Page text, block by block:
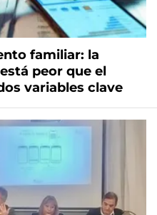
familiar: la
peor que el
variables clave